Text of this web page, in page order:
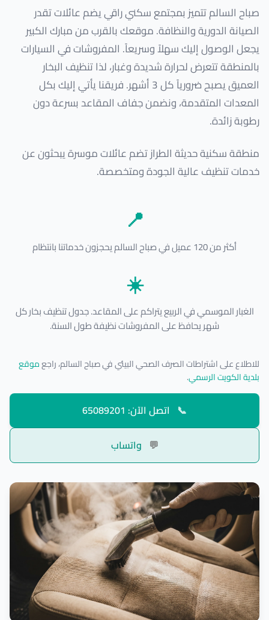
صباح السالم تتميز بمجتمع سكني راقي يضم عائلات تقدر
الصيانة الدورية والنظافة. موقعك بالقرب من مبارك الكبير
يجعل الوصول إليك سهلاً وسريعاً. المفروشات في السيارات
بالمنطقة تتعرض لحرارة شديدة وغبار، لذا تنظيف البخار
العميق يصبح ضرورياً كل 3 أشهر. فريقنا يأتي إليك بكل
المعدات المتقدمة، ونضمن جفاف المقاعد بسرعة دون
رطوبة زائدة.
منطقة سكنية حديثة الطراز تضم عائلات موسرة يبحثون عن
خدمات تنظيف عالية الجودة ومتخصصة.
📍
أكثر من 120 عميل في صباح السالم يحجزون خدماتنا بانتظام
☀️
الغبار الموسمي في الربيع يتراكم على المقاعد. جدول تنظيف بخار كل
شهر يحافظ على المفروشات نظيفة طول السنة.
للاطلاع على اشتراطات الصرف الصحي البيئي في صباح السالم، راجعموقع
بلدية الكويت الرسمي.
📞 اتصل الآن: 65089201
💬 واتساب